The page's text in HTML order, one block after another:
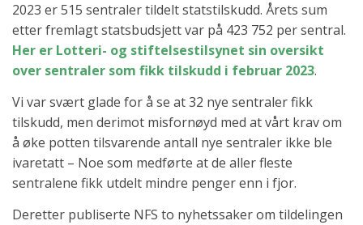
2023 er 515 sentraler tildelt statstilskudd. Årets sum
etter fremlagt statsbudsjett var på 423 752 per sentral.
Her er Lotteri- og stiftelsestilsynet sin oversikt
over sentraler som fikk tilskudd i februar 2023.
Vi var svært glade for å se at 32 nye sentraler fikk
tilskudd, men derimot misfornøyd med at vårt krav om
å øke potten tilsvarende antall nye sentraler ikke ble
ivaretatt – Noe som medførte at de aller fleste
sentralene fikk utdelt mindre penger enn i fjor.
Deretter publiserte NFS to nyhetssaker om tildelingen